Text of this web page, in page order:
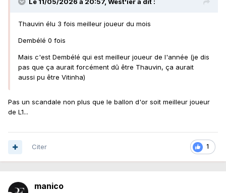
Le 11/05/2026 à 20:57, West'iera dit :
Thauvin élu 3 fois meilleur joueur du mois
Dembélé 0 fois
Mais c'est Dembélé qui est meilleur joueur de l'année (je dis
pas que ça aurait forcément dû être Thauvin, ça aurait
aussi pu être Vitinha)
Pas un scandale non plus que le ballon d'or soit meilleur joueur
de L1...
1
Citer
manico